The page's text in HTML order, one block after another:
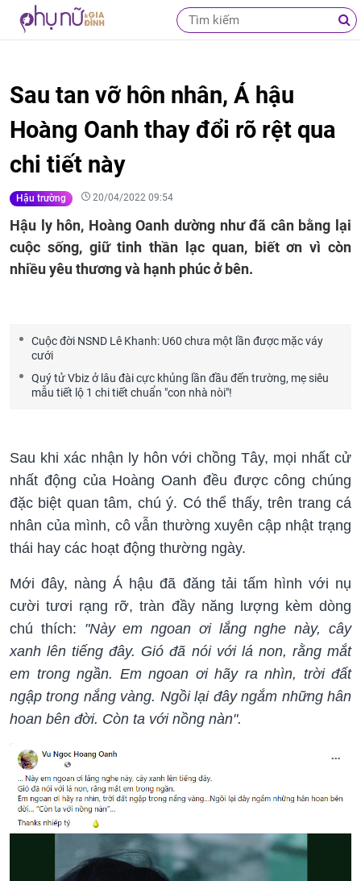
Sau tan vỡ hôn nhân, Á hậu
Hoàng Oanh thay đổi rõ rệt qua
chi tiết này
Hậu trường 20/04/2022 09:54
Hậu ly hôn, Hoàng Oanh dường như đã cân bằng lại
cuộc sống, giữ tinh thần lạc quan, biết ơn vì còn
nhiều yêu thương và hạnh phúc ở bên.
Cuộc đời NSND Lê Khanh: U60 chưa một lần được mặc váy
cưới
Quý tử Vbiz ở lâu đài cực khủng lần đầu đến trường, mẹ siêu
mẫu tiết lộ 1 chi tiết chuẩn "con nhà nòi"!
Sau khi xác nhận ly hôn với chồng Tây, mọi nhất cử
nhất động của Hoàng Oanh đều được công chúng
đặc biệt quan tâm, chú ý. Có thể thấy, trên trang cá
nhân của mình, cô vẫn thường xuyên cập nhật trạng
thái hay các hoạt động thường ngày.
Mới đây, nàng Á hậu đã đăng tải tấm hình với nụ
cười tươi rạng rỡ, tràn đầy năng lượng kèm dòng
chú thích: "Này em ngoan ơi lắng nghe này, cây
xanh lên tiếng đây. Gió đã nói với lá non, rằng mắt
em trong ngần. Em ngoan ơi hãy ra nhìn, trời đất
ngập trong nắng vàng. Ngồi lại đây ngắm những hân
hoan bên đời. Còn ta với nồng nàn".